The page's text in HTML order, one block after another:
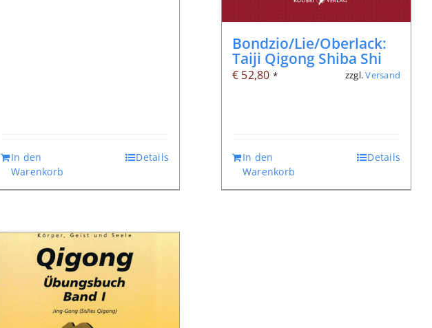
In den
Warenkorb
Details
Bondzio/Lie/Oberlack:
Taiji Qigong Shiba Shi
€ 52,80 * zzgl.Versand
In den
Warenkorb
Details